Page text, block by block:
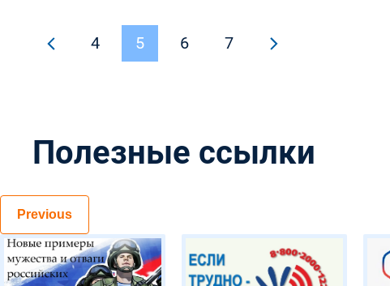
4 5 6 7
Полезные ссылки
Previous